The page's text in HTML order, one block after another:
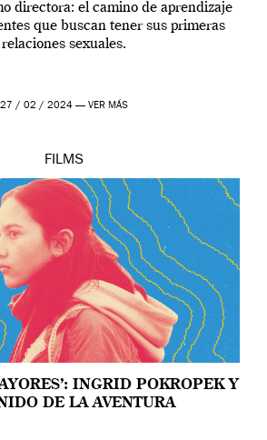
directora: el camino de aprendizaje
que buscan tener sus primeras
relaciones sexuales.
27 / 02 / 2024 — VER MÁS
FILMS
INGRID POKROPEK Y
DE LA AVENTURA